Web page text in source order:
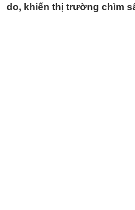
do, khiến thị trường chìm